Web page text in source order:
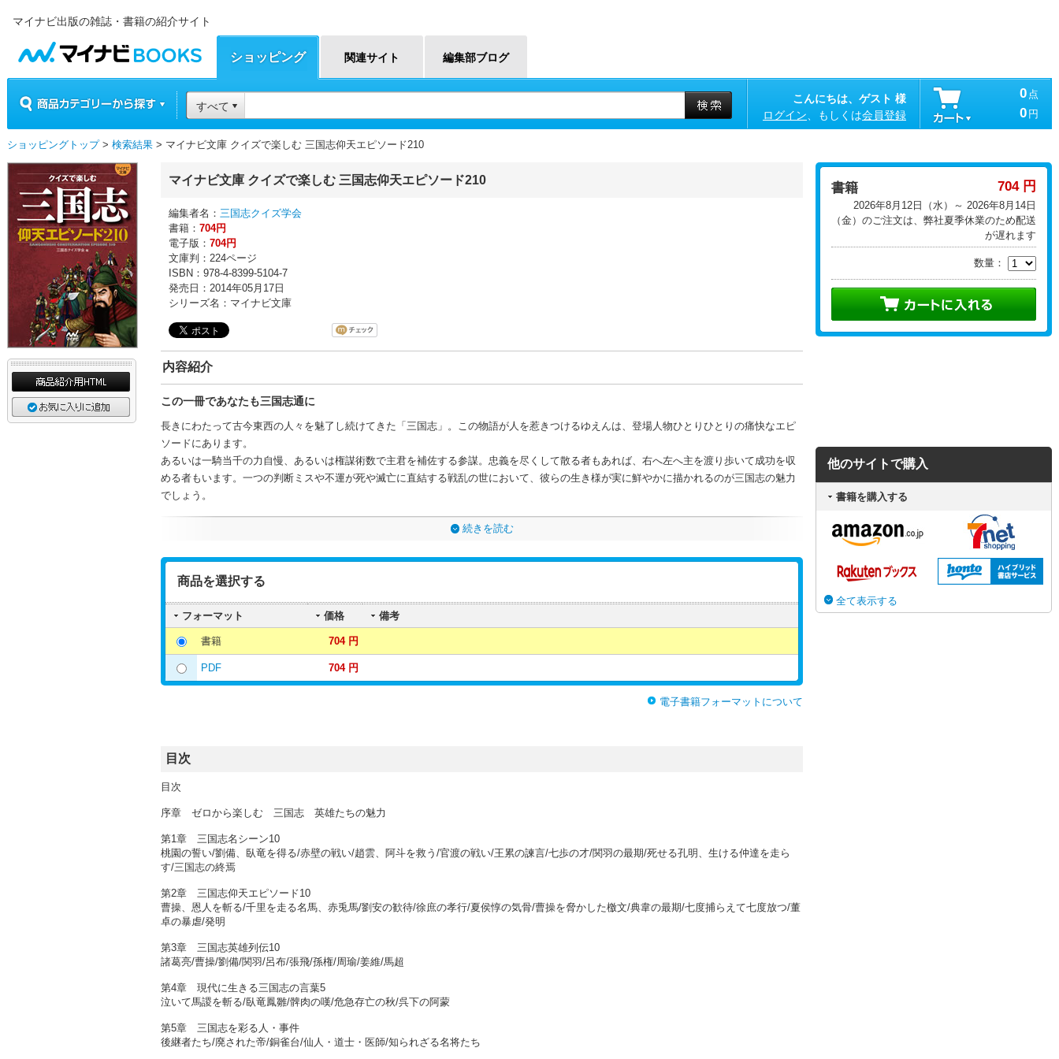
マイナビ出版の雑誌・書籍の紹介サイト
マイナビBOOKS
ショッピング 関連サイト 編集部ブログ
すべて
こんにちは、ゲスト 様
ログイン 、もしくは会員登録
0 点
0 円
ショッピングトップ> 検索結果 > マイナビ文庫 クイズで楽しむ 三国志仰天エピソード210
マイナビ文庫 クイズで楽しむ 三国志仰天エピソード210
編集者名： 三国志クイズ学会
書籍： 704円
電子版： 704円
文庫判：224ページ
ISBN：978-4-8399-5104-7
発売日：2014年05月17日
シリーズ名：マイナビ文庫
内容紹介
この一冊であなたも三国志通に
長きにわたって古今東西の人々を魅了し続けてきた「三国志」。この物語が人を惹きつけるゆえんは、登場人物ひとりひとりの痛快なエピ
ソードにあります。
あるいは一騎当千の力自慢、あるいは権謀術数で主君を補佐する参謀。忠義を尽くして散る者もあれば、右へ左へ主を渡り歩いて成功を収
める者もいます。一つの判断ミスや不運が死や滅亡に直結する戦乱の世において、彼らの生き様が実に鮮やかに描かれるのが三国志の魅力
でしょう。
続きを読む
商品を選択する
フォーマット 価格 備考
書籍 704 円
PDF 704 円
電子書籍フォーマットについて
目次
目次
序章 ゼロから楽しむ 三国志 英雄たちの魅力
第1章 三国志名シーン10
桃園の誓い/劉備、臥竜を得る/赤壁の戦い/趙雲、阿斗を救う/官渡の戦い/王累の諫言/七歩の才/関羽の最期/死せる孔明、生ける仲達を走ら
す/三国志の終焉
第2章 三国志仰天エピソード10
曹操、恩人を斬る/千里を走る名馬、赤兎馬/劉安の歓待/徐庶の孝行/夏侯惇の気骨/曹操を脅かした檄文/典韋の最期/七度捕らえて七度放つ/董
卓の暴虐/発明
第3章 三国志英雄列伝10
諸葛亮/曹操/劉備/関羽/呂布/張飛/孫権/周瑜/姜維/馬超
第4章 現代に生きる三国志の言葉5
泣いて馬謖を斬る/臥竜鳳雛/髀肉の嘆/危急存亡の秋/呉下の阿蒙
第5章 三国志を彩る人・事件
後継者たち/廃された帝/銅雀台/仙人・道士・医師/知られざる名将たち
書籍 704 円
2026年8月12日（水）～ 2026年8月14日
（金）のご注文は、弊社夏季休業のため配送
が遅れます
数量：
他のサイトで購入
書籍を購入する
全て表示する